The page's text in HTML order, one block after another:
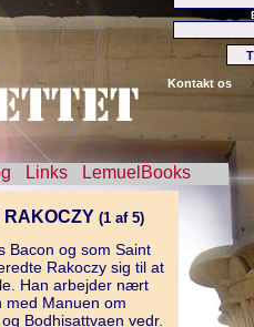
Kontakt os
Links LemuelBooks
RAKOCZY (1 af 5)
Bacon og som Saint
Rakoczy sig til at
Han arbejder nært
med Manuen om
Bodhisattvaen vedr.